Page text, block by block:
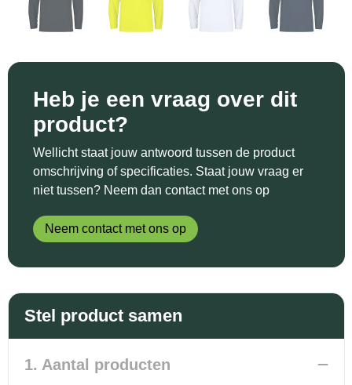
Sinterklaas
Spellen voor binnen en buiten
Veiligheid, Auto en Fiets
Waterflesjes
Katoenen draagtassen
Koffers en Trolleys
Laptop hoezen en tassen
Opbergtassen
Papieren tassen
Reflecterende polo's
Restauranttextiel
Sweaters
Veiligheidssignalering en Verlichting
Schoenen
Vesten
Heb je een vraag over dit
product?
Wellicht staat jouw antwoord tussen de product
omschrijving of specificaties. Staat jouw vraag er
niet tussen? Neem dan contact met ons op
Neem contact met ons op
Stel product samen
1. Aantal producten